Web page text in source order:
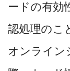
ードの有効
認処理のこ
オンライン